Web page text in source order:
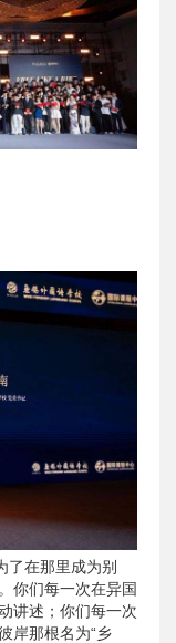
了在那里成为别
你们每一次在异国
讲述；你们每一次
岸那根名为“乡